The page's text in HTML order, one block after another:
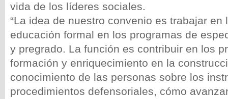
vida de los líderes sociales.
“La idea de nuestro convenio es trabajar en
educación formal en los programas de
y pregrado. La función es contribuir en los
formación y enriquecimiento en la
conocimiento de las personas sobre los
procedimientos defensoriales, cómo